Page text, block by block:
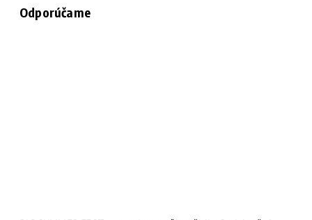
Odporúčame